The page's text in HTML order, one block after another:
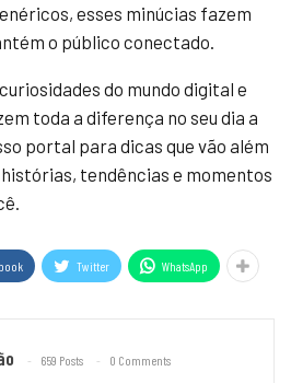
esses minúcias fazem
o público conectado.
do mundo digital e
toda a diferença no seu dia a
portal para dicas que vão além
tendências e momentos
Twitter WhatsApp
659 Posts 0 Comments